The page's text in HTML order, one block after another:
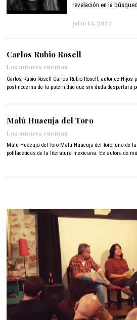
revelación en la
julio 14, 2021
l
4
,
0
Carlos Rubio Rosell
Los autores cuentan
Carlos Rubio Rosell Carlos Rubio Rosell, autor de Hijos
postmoderna de la paternidad que sin duda despertará
Malú Huacuja del Toro
Los autores cuentan
Malú Huacuja del Toro Malú Huacuja del Toro, una de
polifacéticas de la literatura mexicana. Es autora de